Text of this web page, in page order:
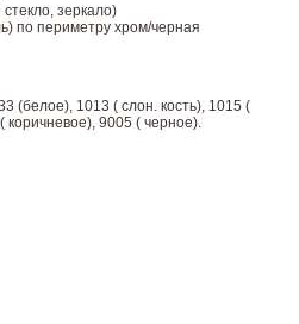
зеркало)
по периметру хром/черная
(белое), 1013 ( слон. кость), 1015 (
9005 ( черное).